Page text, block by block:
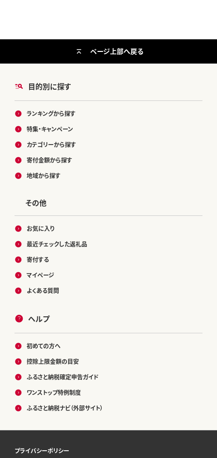
目的別に探す
ランキングから探す
特集・キャンペーン
カテゴリーから探す
寄付金額から探す
地域から探す
その他
お気に入り
最近チェックした返礼品
寄付する
マイページ
よくある質問
ヘルプ
初めての方へ
控除上限金額の目安
ふるさと納税確定申告ガイド
ワンストップ特例制度
ふるさと納税ナビ（外部サイト）
ページ上部へ戻る
プライバシーポリシー